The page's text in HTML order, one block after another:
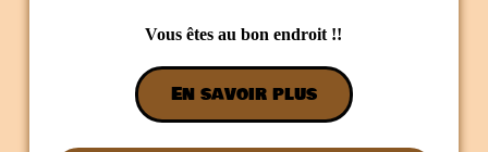
Vous êtes au bon endroit !!
En savoir plus